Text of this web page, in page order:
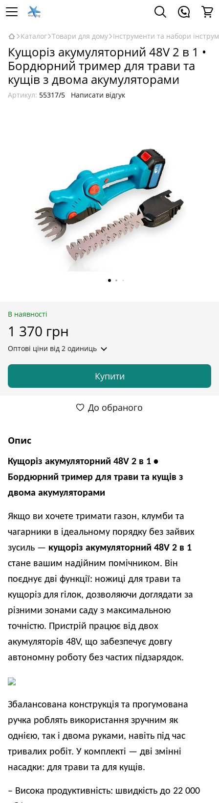
Каталог Товари для дому Інструменти та набори
Кущоріз акумуляторний 48V 2 в 1 •
Бордюрний тример для трави та
кущів з двома акумуляторами
Артикул: 55317/5 Написати відгук
В наявності
1 370 грн
Оптові ціни від 2 одиниць
Купити
До обраного
Опис
Кущоріз акумуляторний 48V 2 в 1 •
Бордюрний тример для трави та кущів з
двома акумуляторами
Якщо ви хочете тримати газон, клумби та
чагарники в ідеальному порядку без зайвих
зусиль — кущоріз акумуляторний 48V 2 в 1
стане вашим надійним помічником. Він
поєднує дві функції: ножиці для трави та
кущоріз для гілок, дозволяючи доглядати за
різними зонами саду з максимальною
точністю. Пристрій працює від двох
акумуляторів 48V, що забезпечує довгу
автономну роботу без частих підзарядок.
Збалансована конструкція та прогумована
ручка роблять використання зручним як
однією, так і двома руками, навіть під час
тривалих робіт. У комплекті — дві змінні
насадки: для трави та для кущів.
– Висока продуктивність: швидкість до 22 000